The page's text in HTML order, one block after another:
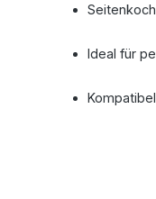
Ideal für